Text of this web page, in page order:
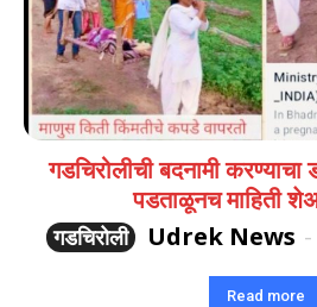
गडचिरोलीची बदनामी करण्याचा
पडताळूनच माहिती
गडचिरोली
Udrek News -
Read more